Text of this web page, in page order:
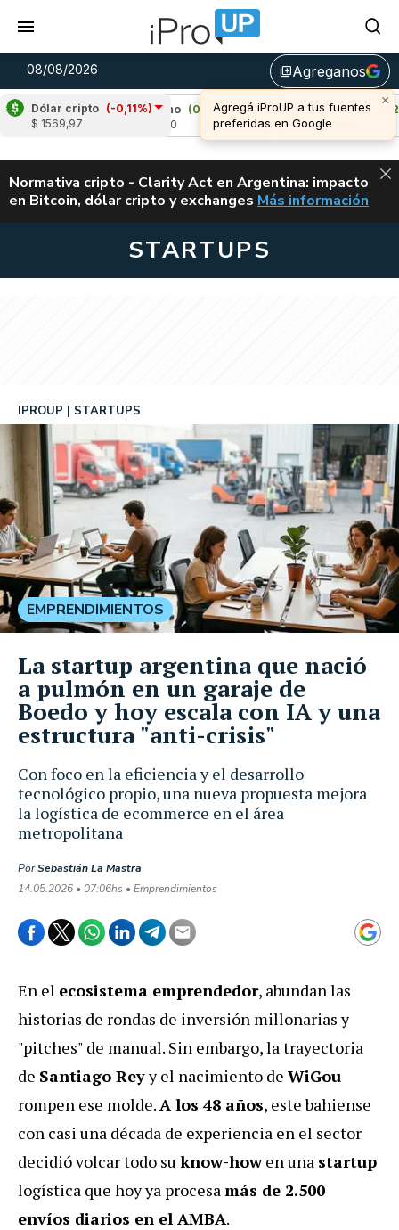
08/08/2026 library_addAgreganos
Dólar cripto (-0,11%)
$ 1569,97
Cardano (0,03%)
Avalanche (2,28%)
u$s 6,53
ALERTA
Normativa cripto - Clarity Act en Argentina: impacto
en Bitcoin, dólar cripto y exchanges CLARITY ACT EN
Más información
STARTUPS
Con foco en la eficiencia y el desarrollo
tecnológico propio, una nueva propuesta mejora
la logística de ecommerce en el área
metropolitana
IPROUP STARTUPS
PorSebastián La Mastra
14.05.2026 • 07:06hs • Emprendimientos
EMPRENDIMIENTOS
La startup argentina que nació
a pulmón en un garaje de
Boedo y hoy escala con IA y una
estructura "anti-crisis"
En el ecosistema emprendedor, abundan las
historias de rondas de inversión millonarias y
"pitches" de manual. Sin embargo, la trayectoria
de Santiago Reyy el nacimiento de WiGou
rompen ese molde. A los 48 años, este bahiense
con casi una década de experiencia en el sector
decidió volcar todo su know-howen una startup
logística que hoy ya procesa más de 2.500
envíos diarios en el AMBA.